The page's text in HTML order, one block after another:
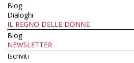
Blog
Dialoghi
IL REGNO DELLE DONNE
Blog
NEWSLETTER
Iscriviti